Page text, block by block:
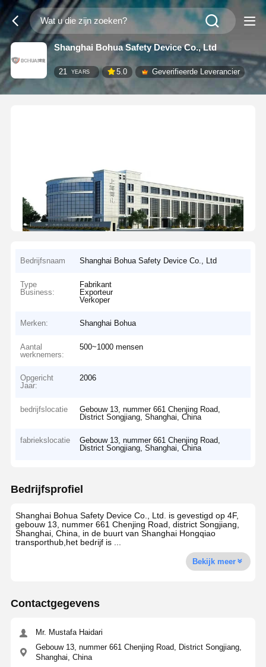
Shanghai Bohua Safety Device Co., Ltd
21 YEARS 5.0 Geverifieerde Leverancier
Bedrijfsnaam Shanghai Bohua Safety Device Co., Ltd
Type
Business:
Fabrikant
Exporteur
Verkoper
Merken: Shanghai Bohua
Aantal
werknemers:
500~1000 mensen
Opgericht
Jaar:
2006
bedrijfslocatie
Gebouw 13, nummer 661 Chenjing Road,
District Songjiang, Shanghai, China
fabriekslocatie
Gebouw 13, nummer 661 Chenjing Road,
District Songjiang, Shanghai, China
Bedrijfsprofiel
Shanghai Bohua Safety Device Co., Ltd. is gevestigd op 4F,
gebouw 13, nummer 661 Chenjing Road, district Songjiang,
Shanghai, China, in de buurt van Shanghai Hongqiao
transporthub,het bedrijf is ...
Bekijk meer
Contactgegevens
Mr. Mustafa Haidari
Gebouw 13, nummer 661 Chenjing Road, District Songjiang,
Shanghai, China